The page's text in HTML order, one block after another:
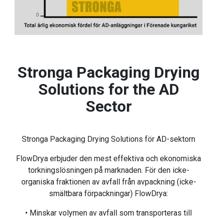
Stronga Packaging Drying
Solutions for the AD
Sector
Stronga Packaging Drying Solutions för AD-sektorn
FlowDrya erbjuder den mest effektiva och ekonomiska
torkningslösningen på marknaden. För den icke-
organiska fraktionen av avfall från avpackning (icke-
smältbara förpackningar) FlowDrya:
• Minskar volymen av avfall som transporteras till